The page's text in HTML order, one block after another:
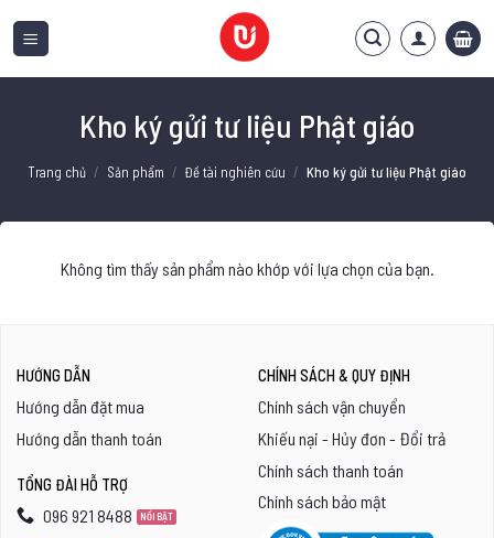
qua
Kho ký gửi tư liệu Phật giáo
Trang chủ / Sản phẩm / Đề tài nghiên cứu / Kho ký gửi tư liệu Phật giáo
Không tìm thấy sản phẩm nào khớp với lựa chọn của bạn.
HƯỚNG DẪN
Hướng dẫn đặt mua
Hướng dẫn thanh toán
TỔNG ĐÀI HỖ TRỢ
096 921 8488
CHÍNH SÁCH & QUY ĐỊNH
Chính sách vận chuyển
Khiếu nại - Hủy đơn - Đổi trả
Chính sách thanh toán
Chính sách bảo mật